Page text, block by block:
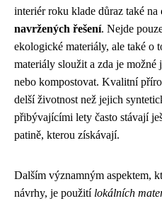
interiér roku klade důraz také na
navržených řešení. Nejde
ekologické materiály, ale také o
materiály sloužit a zda je
nebo kompostovat. Kvalitní
delší životnost než jejich
přibývajícími lety často stávají
patině, kterou získávají.
Dalším významným aspektem,
návrhy, je použití lokálních